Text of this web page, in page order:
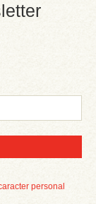
personal